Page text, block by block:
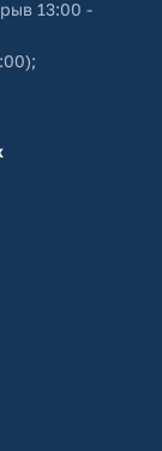
13:00 -